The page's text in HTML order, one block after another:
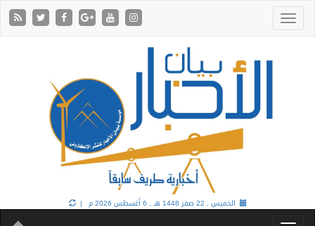
الخميس , 22 صفر 1448 هـ , 6 أغسطس 2026 م |